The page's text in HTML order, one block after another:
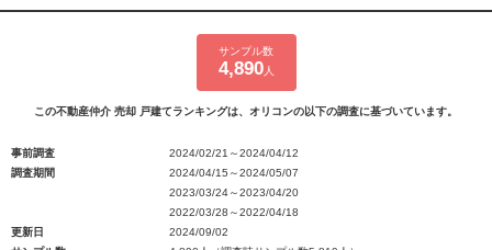
サンプル数
4,890人
この不動産仲介 売却 戸建てランキングは、オリコンの以下の調査に基づいています。
事前調査
2024/02/21～2024/04/12
調査期間
2024/04/15～2024/05/07
2023/03/24～2023/04/20
2022/03/28～2022/04/18
更新日
2024/09/02